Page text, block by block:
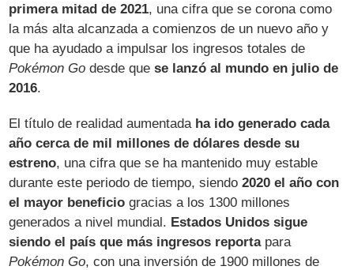
primera mitad de 2021, una cifra que se corona como
la más alta alcanzada a comienzos de un nuevo año y
que ha ayudado a impulsar los ingresos totales de
Pokémon Go desde quese lanzó al mundo en julio de
2016.
El título de realidad aumentada ha ido generado cada
año cerca de mil millones de dólares desde su
estreno, una cifra que se ha mantenido muy estable
durante este periodo de tiempo, siendo2020 el año con
el mayor beneficio gracias a los 1300 millones
generados a nivel mundial. Estados Unidos sigue
siendo el país que más ingresos reportapara
Pokémon Go, con una inversión de 1900 millones de